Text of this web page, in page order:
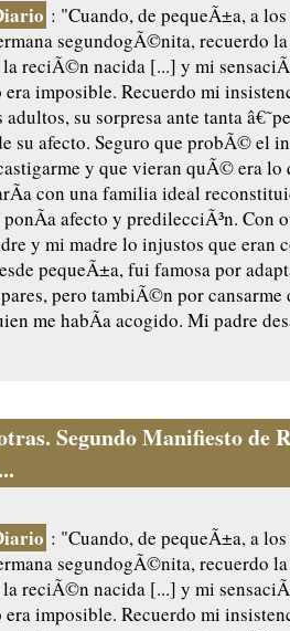
: "Cuando, de pequeÃ±a, a
segundogÃ©nita, recuerdo
reciÃ©n nacida [...] y mi
era imposible. Recuerdo mi
adultos, su sorpresa ante tanta
su afecto. Seguro que probÃ© el
y que vieran quÃ© era lo
con una familia ideal
afecto y predilecciÃ³n. Con
y mi madre lo injustos que eran
pequeÃ±a, fui famosa por
pero tambiÃ©n por cansarme
me habÃ­a acogido. Mi padre
Segundo Manifiesto de
: "Cuando, de pequeÃ±a, a
segundogÃ©nita, recuerdo
reciÃ©n nacida [...] y mi
era imposible. Recuerdo mi